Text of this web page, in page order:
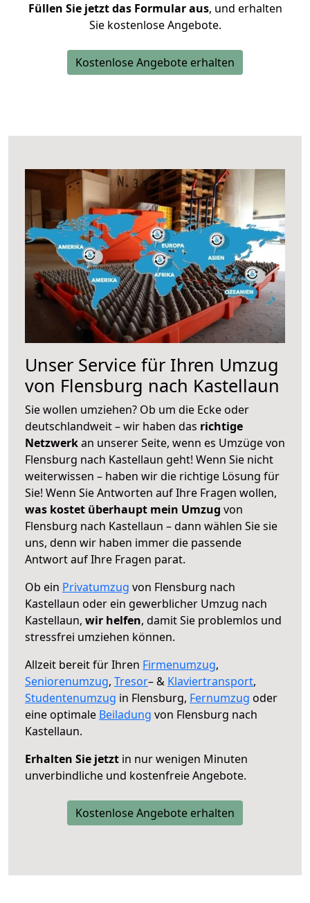
Füllen Sie jetzt das Formular aus, und erhalten
Sie kostenlose Angebote.
Kostenlose Angebote erhalten
Unser Service für Ihren Umzug
von Flensburg nach Kastellaun
Sie wollen umziehen? Ob um die Ecke oder
deutschlandweit – wir haben das richtige
Netzwerkan unserer Seite, wenn es Umzüge von
Flensburg nach Kastellaun geht! Wenn Sie nicht
weiterwissen – haben wir die richtige Lösung für
Sie! Wenn Sie Antworten auf Ihre Fragen wollen,
was kostet überhaupt mein Umzug von
Flensburg nach Kastellaun – dann wählen Sie sie
uns, denn wir haben immer die passende
Antwort auf Ihre Fragen parat.
Ob ein Privatumzug von Flensburg nach
Kastellaun oder ein gewerblicher Umzug nach
Kastellaun, wir helfen, damit Sie problemlos und
stressfrei umziehen können.
Allzeit bereit für Ihren Firmenumzug,
Seniorenumzug, Tresor– & Klaviertransport,
Studentenumzug in Flensburg, Fernumzug oder
eine optimale Beiladung von Flensburg nach
Kastellaun.
Erhalten Sie jetzt in nur wenigen Minuten
unverbindliche und kostenfreie Angebote.
Kostenlose Angebote erhalten